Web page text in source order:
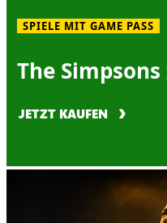
SPIELE MIT GAME PASS
The
JETZT KAUFEN